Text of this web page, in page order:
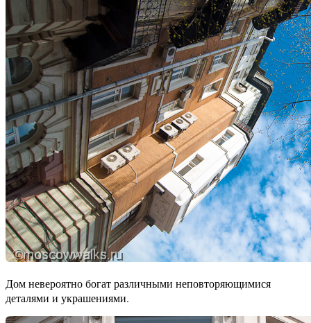
Дом невероятно богат различными неповторяющимися
деталями и украшениями.